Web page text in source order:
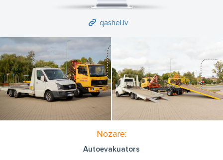
qashel.lv
Nozare:
Autoevakuators